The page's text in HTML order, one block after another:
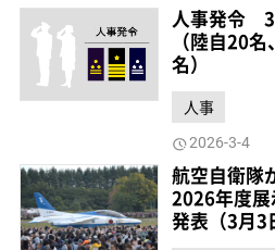
人事発令 3
（陸自20
名）
人事
2026-3-4
航空自衛隊
2026年度
発表（3月3